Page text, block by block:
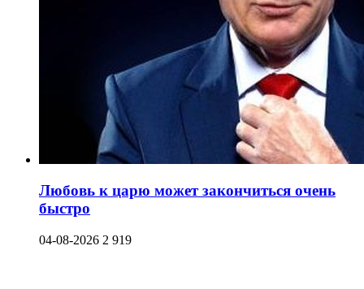
Любовь к царю может закончиться очень
быстро
04-08-2026 2 919